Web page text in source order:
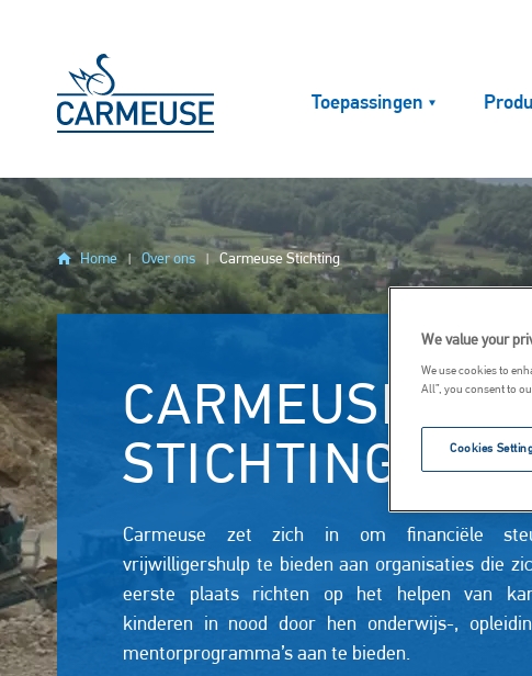
Toepassingen
Home Over ons Carmeuse Stichting
CARMEUSE
STICHTING
Carmeuse zet zich in om financiële
vrijwilligershulp te bieden aan organisaties die
eerste plaats richten op het helpen van
kinderen in nood door hen onderwijs-,
mentorprogramma’s aan te bieden.
We value your
We use cookies to
All”, you consent to
Cookies